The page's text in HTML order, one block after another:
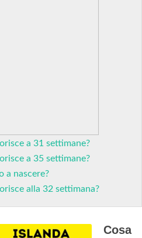
a 31 settimane?
a 35 settimane?
a nascere?
alla 32 settimana?
Cosa